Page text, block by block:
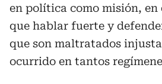
en política como misión, en
que hablar fuerte y
que son maltratados
ocurrido en tantos